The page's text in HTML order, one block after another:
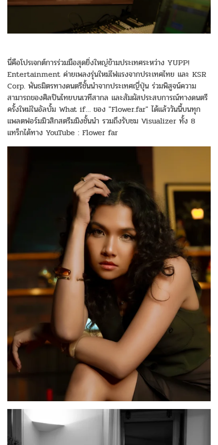
นี่คือโปรเจกต์การร่วมมือสุดยิ่งใหญ่ข้ามประเทศระหว่าง YUPP!
Entertainment ค่ายเพลงรุ่นใหม่ไฟแรงจากประเทศไทย และ KSR
Corp. พันธมิตรทางดนตรีชั้นนำจากประเทศญี่ปุ่น ร่วมพิสูจน์ความ
สามารถของศิลปินไทยบนเวทีสากล และสัมผัสประสบการณ์ทางดนตรี
ครั้งใหม่ในอัลบั้ม What if… ของ "Flower.far" ได้แล้ววันนี้บนทุก
แพลตฟอร์มมิวสิกสตรีมมิงชั้นนำ รวมถึงรับชม Visualizer ทั้ง 8
แทร็กได้ทาง YouTube : Flower far